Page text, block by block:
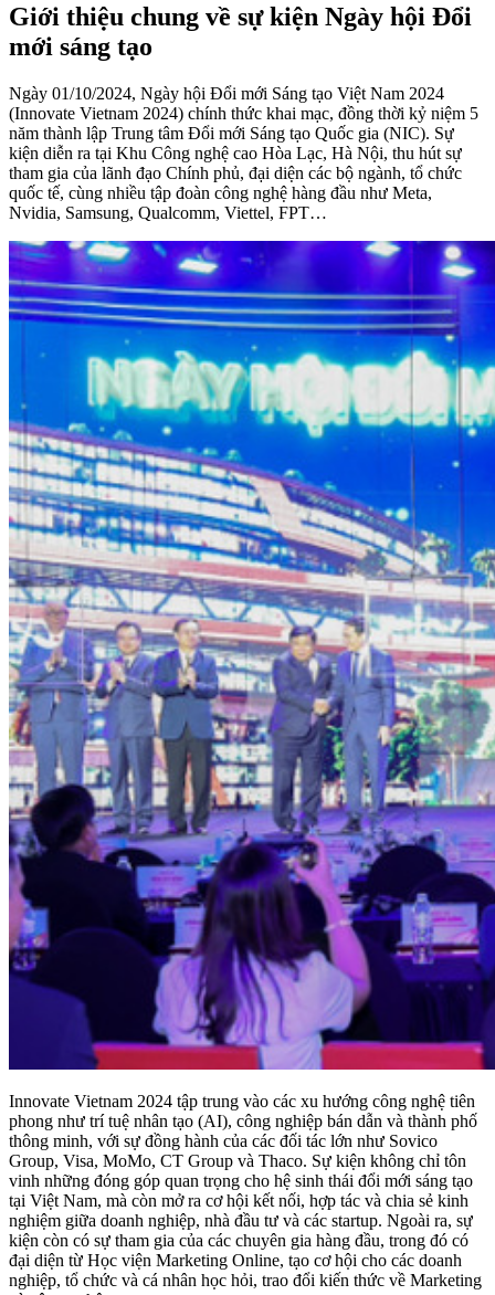
Giới thiệu chung về sự kiện Ngày hội Đổi
mới sáng tạo
Ngày 01/10/2024, Ngày hội Đổi mới Sáng tạo Việt Nam 2024
(Innovate Vietnam 2024) chính thức khai mạc, đồng thời kỷ niệm 5
năm thành lập Trung tâm Đổi mới Sáng tạo Quốc gia (NIC). Sự
kiện diễn ra tại Khu Công nghệ cao Hòa Lạc, Hà Nội, thu hút sự
tham gia của lãnh đạo Chính phủ, đại diện các bộ ngành, tổ chức
quốc tế, cùng nhiều tập đoàn công nghệ hàng đầu như Meta,
Nvidia, Samsung, Qualcomm, Viettel, FPT…
Innovate Vietnam 2024 tập trung vào các xu hướng công nghệ tiên
phong như trí tuệ nhân tạo (AI), công nghiệp bán dẫn và thành phố
thông minh, với sự đồng hành của các đối tác lớn như Sovico
Group, Visa, MoMo, CT Group và Thaco. Sự kiện không chỉ tôn
vinh những đóng góp quan trọng cho hệ sinh thái đổi mới sáng tạo
tại Việt Nam, mà còn mở ra cơ hội kết nối, hợp tác và chia sẻ kinh
nghiệm giữa doanh nghiệp, nhà đầu tư và các startup. Ngoài ra, sự
kiện còn có sự tham gia của các chuyên gia hàng đầu, trong đó có
đại diện từ Học viện Marketing Online, tạo cơ hội cho các doanh
nghiệp, tổ chức và cá nhân học hỏi, trao đổi kiến thức về Marketing